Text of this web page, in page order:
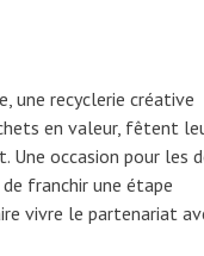
une recyclerie créative
en valeur, fêtent
Une occasion pour les
franchir une étape
vivre le partenariat